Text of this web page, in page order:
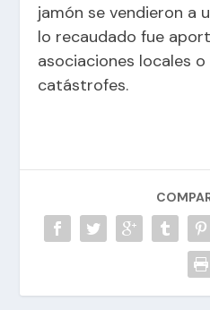
jamón se vendieron a
lo recaudado fue
asociaciones locales
catástrofes.